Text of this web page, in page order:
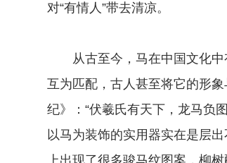
对“有情人”带去清凉。
从古至今，马在中国文化中
互为匹配，古人甚至将它的形
纪》：“伏羲氏有天下，龙马负
以马为装饰的实用器实在是层
上出现了很多骏马纹图案，柳